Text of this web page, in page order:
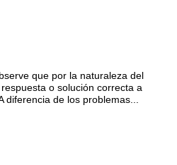
que por la naturaleza del
o solución correcta a
de los problemas...